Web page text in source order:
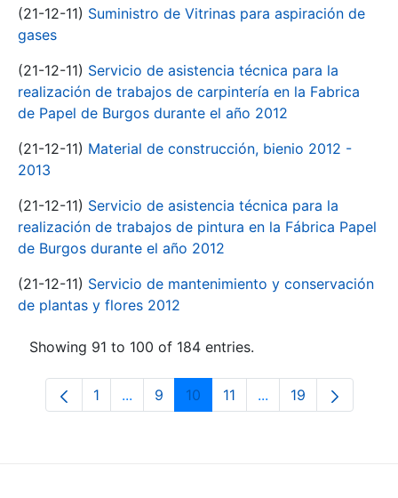
(21-12-11) Suministro de Vitrinas para aspiración de
gases
(21-12-11) Servicio de asistencia técnica para la
realización de trabajos de carpintería en la Fabrica
de Papel de Burgos durante el año 2012
(21-12-11) Material de construcción, bienio 2012 -
2013
(21-12-11) Servicio de asistencia técnica para la
realización de trabajos de pintura en la Fábrica Papel
de Burgos durante el año 2012
(21-12-11) Servicio de mantenimiento y conservación
de plantas y flores 2012
Showing 91 to 100 of 184 entries.
Page
1 ...Intermediate Pages Use TAB to
Page
9 Page
10 Page
11 ...Intermediate Pages
Page
19